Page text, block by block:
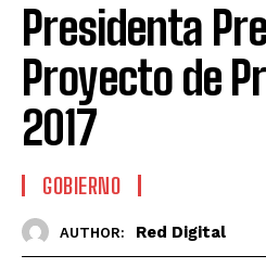
Presidenta
Proyecto de
2017
GOBIERNO
AUTHOR: Red Digital